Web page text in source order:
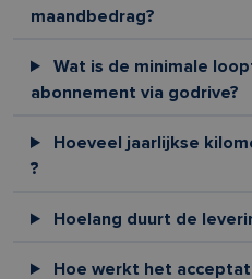
maandbedrag?
Wat is de minimale
abonnement via godrive?
Hoeveel jaarlijkse
?
Hoelang duurt de
Hoe werkt het